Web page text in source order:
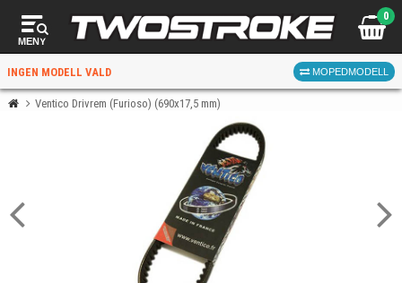
MENY
0
INGEN MODELL VALD MOPEDMODELL
FÖR RÄTT DELAR
Ventico Drivrem (Furioso) (690x17,5 mm)